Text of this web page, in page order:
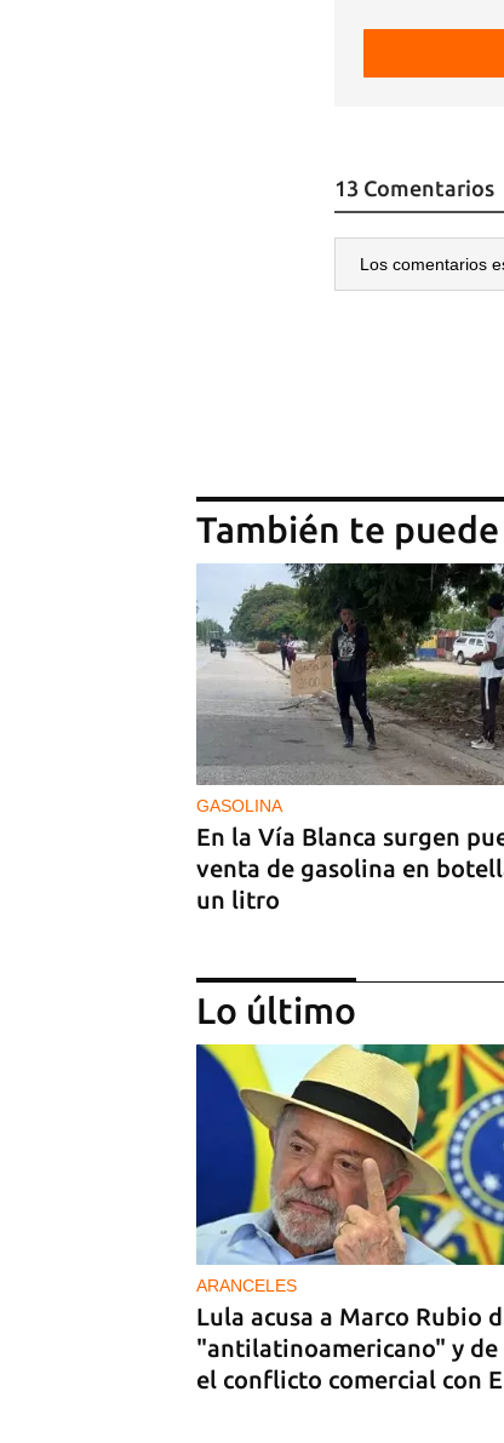
13 Comentarios
Los comentarios
También te
GASOLINA
En la Vía Blanca surgen
venta de gasolina en
un litro
REPRESIÓN
Los creadores de El4tico
seis meses presos sin
juicio
Lo último
ARANCELES
Lula acusa a Marco Rubio
"antilatinoamericano" y
el conflicto comercial con